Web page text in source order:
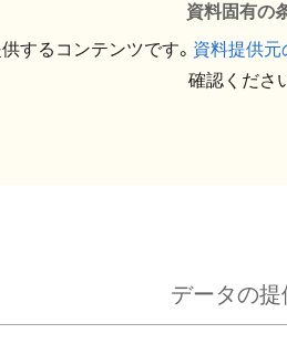
資料固有の
するコンテンツです。 資料提供
確認くださ
データの提